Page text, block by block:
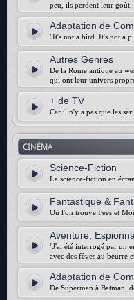
peu, ils perdent leur
Adaptation de
"It's not a bird. It's not a
Autres Genres
De la Rome antique au
qui ont leur univers
+ de TV
Car il n'y a pas que les
CINÉMA
Science-Fiction
La science-fiction en
Fantastique &
Où l'on trouve Fées et
Aventure,
"J'ai été interrogé par un
avec des fèves au beurre
Adaptation de
De Superman à Batman,